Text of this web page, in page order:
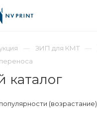
ЗИП для КМТ
каталог
(возрастание)